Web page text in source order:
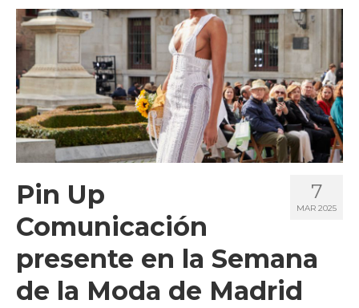
HOME
QUIÉNES SOMOS
Qué hacemos
Marketing de influencia
Equipo
BLOG
CONTACTO
7
MAR 2025
Pin Up
Comunicación
presente en la Semana
de la Moda de Madrid